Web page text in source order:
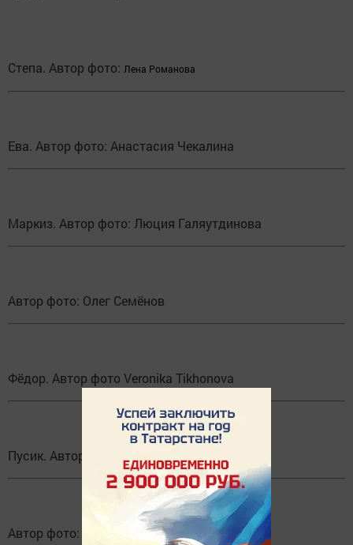
Степа. Автор фото: Лена Романова
Ева. Автор фото: Анастасия Чекалина
Маркиз. Автор фото: Люция Галяутдинова
Автор фото: Олег Семёнов
Фёдор. Автор фото Veronika Tikhonova
Пусик. Автор фото: Алина Модрич
Автор фото: Елена Шартынова